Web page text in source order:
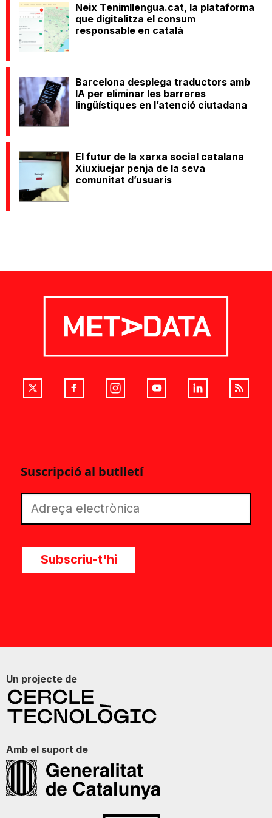
Neix Tenimllengua.cat, la plataforma
que digitalitza el consum
responsable en català
Barcelona desplega traductors amb
IA per eliminar les barreres
lingüístiques en l’atenció ciutadana
El futur de la xarxa social catalana
Xiuxiuejar penja de la seva
comunitat d’usuaris
Suscripció al butlletí
Subscriu-t'hi
Un projecte de
Amb el suport de